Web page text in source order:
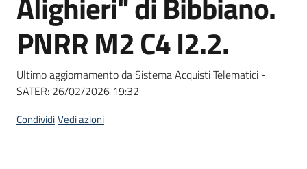
PNRR M2 C4 I2.2.
Ultimo aggiornamento da Sistema Acquisti Telematici -
SATER: 26/02/2026 19:32
CondividiVedi azioni